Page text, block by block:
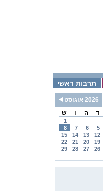
תרבות ראשי
2026 אוגוסט
ד ה ו ש
1
5
6
7
8
12
13
14
15
19
20
21
22
26
27
28
29